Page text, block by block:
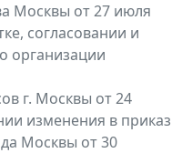
Москвы от 27 июля
согласовании и
организации
г. Москвы от 24
изменения в приказ
Москвы от 30